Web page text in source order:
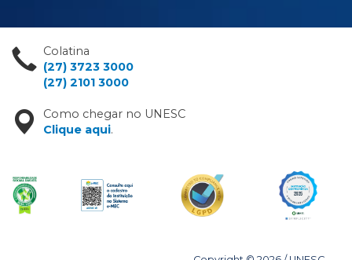
Colatina
(27) 3723 3000
(27) 2101 3000
Como chegar no UNESC
Clique aqui.